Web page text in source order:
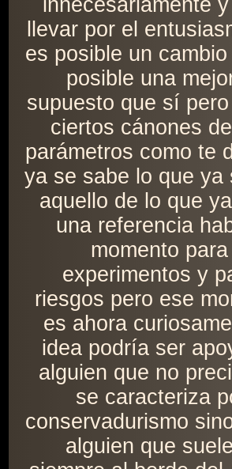
innecesariamente
llevar por el
es posible un
posible una
supuesto que sí
ciertos cánones
parámetros como te
ya se sabe lo que ya
aquello de lo que
una referencia
momento
experimentos y
riesgos pero ese
es ahora
idea podría ser
alguien que no
se caracteriza
conservadurismo
alguien que